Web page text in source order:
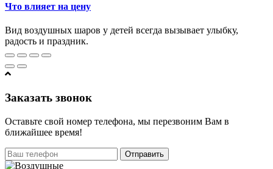
Что влияет на цену
Вид воздушных шаров у детей всегда вызывает улыбку,
радость и праздник.
Заказать звонок
Оставьте свой номер телефона, мы перезвоним Вам в
ближайшее время!
Отправить